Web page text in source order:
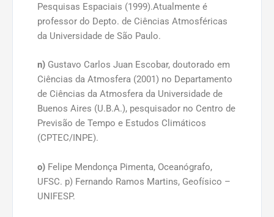
Pesquisas Espaciais (1999).Atualmente é
professor do Depto. de Ciências Atmosféricas
da Universidade de São Paulo.
n) Gustavo Carlos Juan Escobar, doutorado em
Ciências da Atmosfera (2001) no Departamento
de Ciências da Atmosfera da Universidade de
Buenos Aires (U.B.A.), pesquisador no Centro de
Previsão de Tempo e Estudos Climáticos
(CPTEC/INPE).
o) Felipe Mendonça Pimenta, Oceanógrafo,
UFSC. p) Fernando Ramos Martins, Geofísico –
UNIFESP.